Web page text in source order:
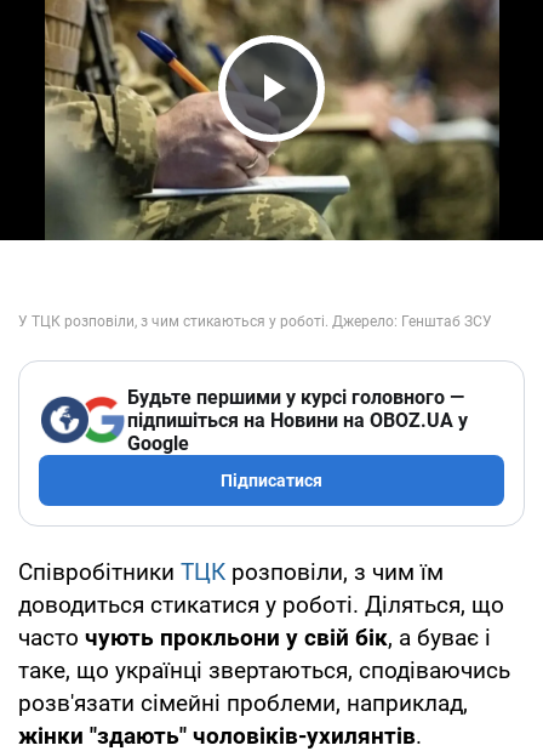
Play Video
Будьте першими у курсі головного —
підпишіться на Новини на OBOZ.UA у
Google
Підписатися
Співробітники ТЦК розповіли, з чим їм
доводиться стикатися у роботі. Діляться, що
часто чують прокльони у свій бік, а буває і
таке, що українці звертаються, сподіваючись
розв'язати сімейні проблеми, наприклад,
жінки "здають" чоловіків-ухилянтів.